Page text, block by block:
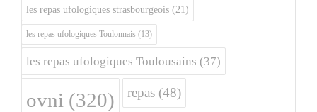
les repas ufologiques strasbourgeois (21)
les repas ufologiques Toulonnais (13)
les repas ufologiques Toulousains (37)
ovni (320) repas (48)